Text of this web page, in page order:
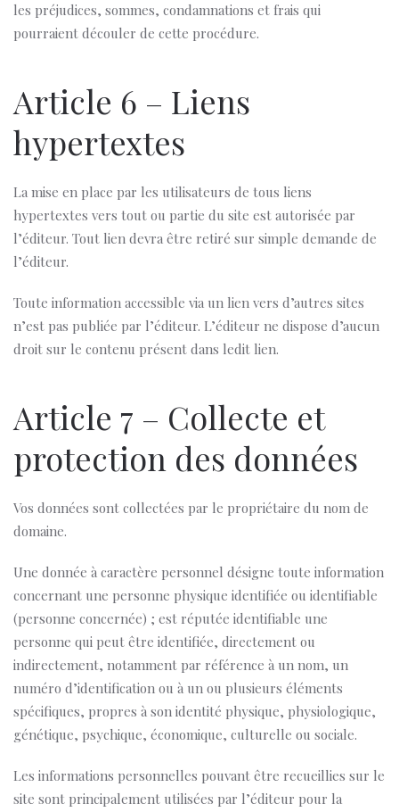
les préjudices, sommes, condamnations et frais qui
pourraient découler de cette procédure.
Article 6 – Liens
hypertextes
La mise en place par les utilisateurs de tous liens
hypertextes vers tout ou partie du site est autorisée par
l’éditeur. Tout lien devra être retiré sur simple demande de
l’éditeur.
Toute information accessible via un lien vers d’autres sites
n’est pas publiée par l’éditeur. L’éditeur ne dispose d’aucun
droit sur le contenu présent dans ledit lien.
Article 7 – Collecte et
protection des données
Vos données sont collectées par le propriétaire du nom de
domaine.
Une donnée à caractère personnel désigne toute information
concernant une personne physique identifiée ou identifiable
(personne concernée) ; est réputée identifiable une
personne qui peut être identifiée, directement ou
indirectement, notamment par référence à un nom, un
numéro d’identification ou à un ou plusieurs éléments
spécifiques, propres à son identité physique, physiologique,
génétique, psychique, économique, culturelle ou sociale.
Les informations personnelles pouvant être recueillies sur le
site sont principalement utilisées par l’éditeur pour la